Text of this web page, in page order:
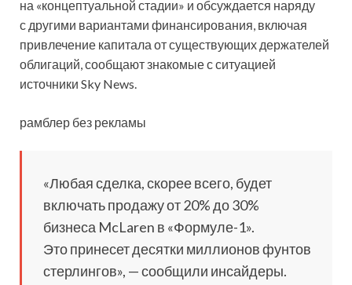
на «концептуальной стадии» и обсуждается наряду
с другими вариантами финансирования, включая
привлечение капитала от существующих держателей
облигаций, сообщают знакомые с ситуацией
источники Sky News.
рамблер без рекламы
«Любая сделка, скорее всего, будет
включать продажу от 20% до 30%
бизнеса McLaren в «Формуле-1».
Это принесет десятки миллионов фунтов
стерлингов», — сообщили инсайдеры.